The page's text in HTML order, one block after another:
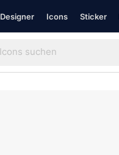
Designer Icons Sticker